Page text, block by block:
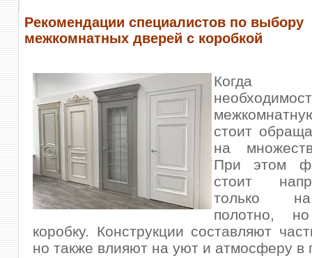
Рекомендации специалистов по выбору
межкомнатных дверей с коробкой
Когда
стоит
на
При этом
стоит
только
полотно,
коробку. Конструкции составляют
но также влияют на уют и атмосферу